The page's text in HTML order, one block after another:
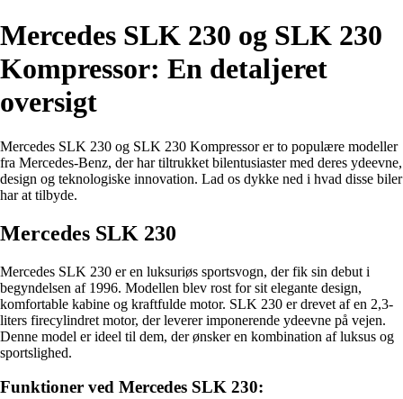
Mercedes SLK 230 og SLK 230
Kompressor: En detaljeret
oversigt
Mercedes SLK 230 og SLK 230 Kompressor er to populære modeller
fra Mercedes-Benz, der har tiltrukket bilentusiaster med deres ydeevne,
design og teknologiske innovation. Lad os dykke ned i hvad disse biler
har at tilbyde.
Mercedes SLK 230
Mercedes SLK 230 er en luksuriøs sportsvogn, der fik sin debut i
begyndelsen af 1996. Modellen blev rost for sit elegante design,
komfortable kabine og kraftfulde motor. SLK 230 er drevet af en 2,3-
liters firecylindret motor, der leverer imponerende ydeevne på vejen.
Denne model er ideel til dem, der ønsker en kombination af luksus og
sportslighed.
Funktioner ved Mercedes SLK 230: